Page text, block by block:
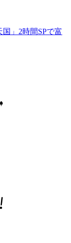
」2時間SPで富